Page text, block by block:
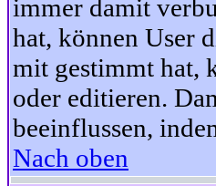
immer damit
hat, können User
mit gestimmt hat,
oder editieren.
beeinflussen,
Nach oben